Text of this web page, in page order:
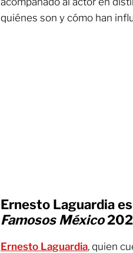
quiénes son y cómo han
Ernesto Laguardia
Famosos México
Ernesto Laguardia, quien